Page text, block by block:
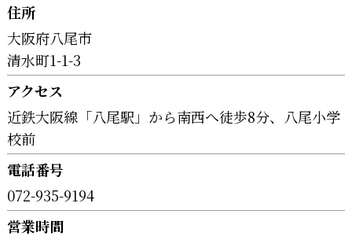
住所
大阪府八尾市
清水町1-1-3
アクセス
近鉄大阪線「八尾駅」から南西へ徒歩8分、八尾小学
校前
電話番号
072-935-9194
営業時間